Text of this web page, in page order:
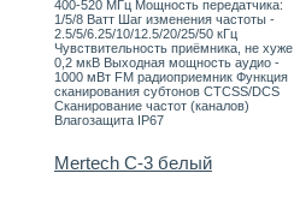
400-520 МГц Мощность передатчика:
1/5/8 Ватт Шаг изменения частоты -
2.5/5/6.25/10/12.5/20/25/50 кГц
Чувствительность приёмника, не хуже
0,2 мкВ Выходная мощность аудио -
1000 мВт FM радиоприемник Функция
сканирования субтонов CTCSS/DCS
Сканирование частот (каналов)
Влагозащита IP67
Mertech C-3 белый